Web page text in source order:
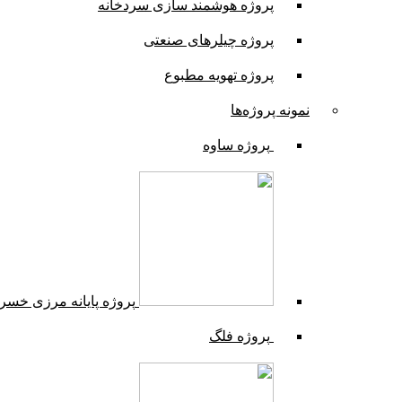
پروژه هوشمند سازی سردخانه
پروژه چیلرهای صنعتی
پروژه تهویه مطبوع
نمونه پروژه‌ها
پروژه ساوه
پروژه پایانه مرزی
پروژه فلگ